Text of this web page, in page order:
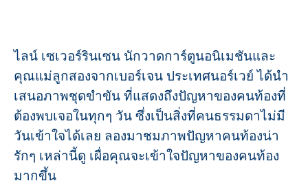
ไลน์ เซเวอร์รินเซน นักวาดการ์ตูนอนิเมชันและ
คุณแม่ลูกสองจากเบอร์เจน ประเทศนอร์เวย์ ได้นำ
เสนอภาพชุดขำขัน ที่แสดงถึงปัญหาของคนท้องที่
ต้องพบเจอในทุกๆ วัน ซึ่งเป็นสิ่งที่คนธรรมดาไม่มี
วันเข้าใจได้เลย ลองมาชมภาพปัญหาคนท้องน่า
รักๆ เหล่านี้ดู เผื่อคุณจะเข้าใจปัญหาของคนท้อง
มากขึ้น